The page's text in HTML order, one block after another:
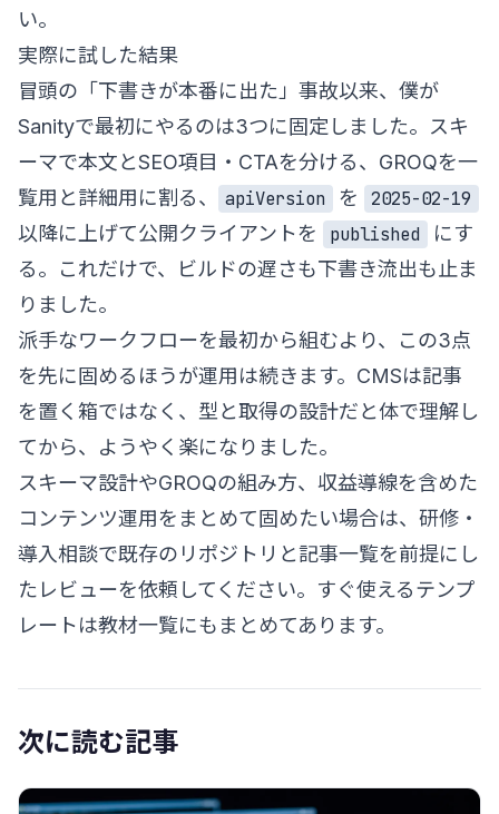
い。
実際に試した結果
冒頭の「下書きが本番に出た」事故以来、僕が
Sanityで最初にやるのは3つに固定しました。スキ
ーマで本文とSEO項目・CTAを分ける、GROQを一
覧用と詳細用に割る、
apiVersion を
2025-02-19
以降に上げて公開クライアントを
published
にす
る。これだけで、ビルドの遅さも下書き流出も止ま
りました。
派手なワークフローを最初から組むより、この3点
を先に固めるほうが運用は続きます。CMSは記事
を置く箱ではなく、型と取得の設計だと体で理解し
てから、ようやく楽になりました。
スキーマ設計やGROQの組み方、収益導線を含めた
コンテンツ運用をまとめて固めたい場合は、 研修・
導入相談で既存のリポジトリと記事一覧を前提にし
たレビューを依頼してください。すぐ使えるテンプ
レートは教材一覧にもまとめてあります。
次に読む記事